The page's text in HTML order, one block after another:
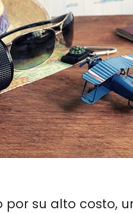
por su alto costo,